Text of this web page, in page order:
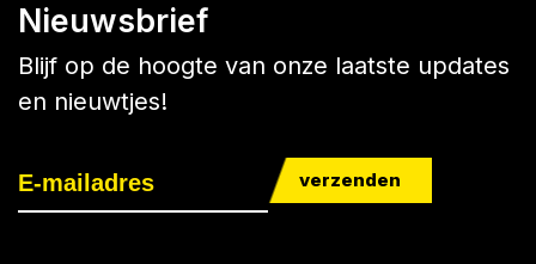
Nieuwsbrief
Blijf op de hoogte van onze laatste updates
en nieuwtjes!
verzenden